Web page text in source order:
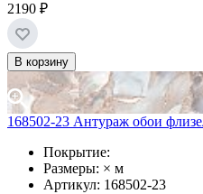
2190 ₽
В корзину
168502-23 Антураж обои
Покрытие:
Размеры: × м
Артикул: 168502-23